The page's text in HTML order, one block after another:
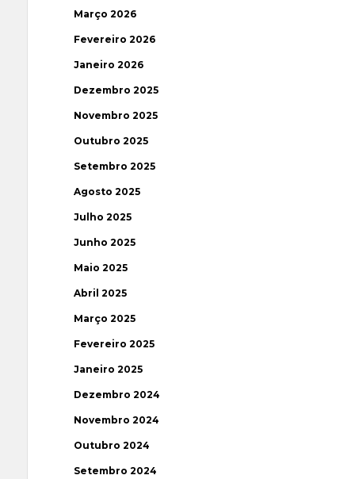
Março 2026
Fevereiro 2026
Janeiro 2026
Dezembro 2025
Novembro 2025
Outubro 2025
Setembro 2025
Agosto 2025
Julho 2025
Junho 2025
Maio 2025
Abril 2025
Março 2025
Fevereiro 2025
Janeiro 2025
Dezembro 2024
Novembro 2024
Outubro 2024
Setembro 2024